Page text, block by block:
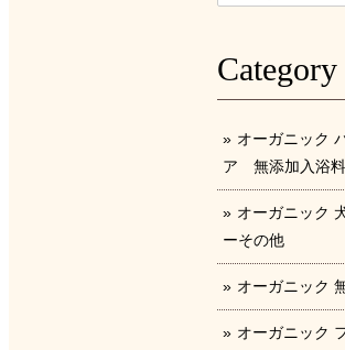
Category
オーガニック
ア 無添加入浴
オーガニック
ーその他
オーガニック
オーガニック